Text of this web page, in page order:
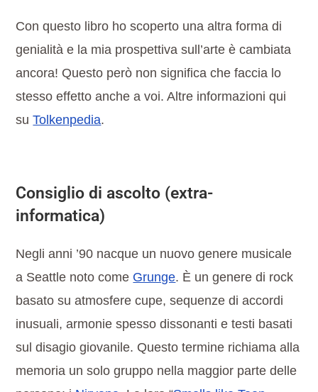
Con questo libro ho scoperto una altra forma di
genialità e la mia prospettiva sull’arte è cambiata
ancora! Questo però non significa che faccia lo
stesso effetto anche a voi. Altre informazioni qui
suTolkenpedia.
Consiglio di ascolto (extra-
informatica)
Negli anni ’90 nacque un nuovo genere musicale
a Seattle noto come Grunge. È un genere di rock
basato su atmosfere cupe, sequenze di accordi
inusuali, armonie spesso dissonanti e testi basati
sul disagio giovanile. Questo termine richiama alla
memoria un solo gruppo nella maggior parte delle